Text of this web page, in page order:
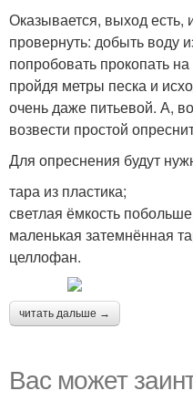
Оказывается, выход
провернуть: добыть воду
попробовать прокопать
пройдя метры песка и
очень даже питьевой. А,
возвести простой
Для опреснения будут
тара из пластика;
светлая ёмкость
маленькая затемнённая
целлофан.
читать дальше →
Вас может